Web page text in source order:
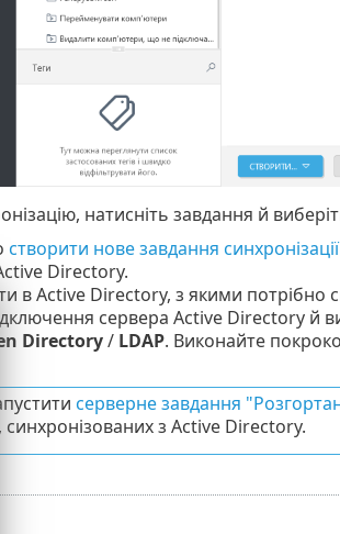
натисніть завдання й
створити нове завдання
Directory.
в Active Directory, з якими
сервера Active Directory й
Directory/ LDAP. Виконайте
серверне завдання
з Active Directory.